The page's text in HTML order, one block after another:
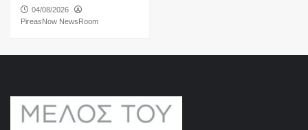
04/08/2026
PireasNow NewsRoom